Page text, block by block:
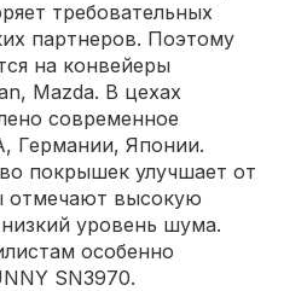
требовательных
партнеров. Поэтому
на конвейеры
Mazda. В цехах
современное
Германии, Японии.
покрышек улучшает от
отмечают высокую
уровень шума.
особенно
SN3970.